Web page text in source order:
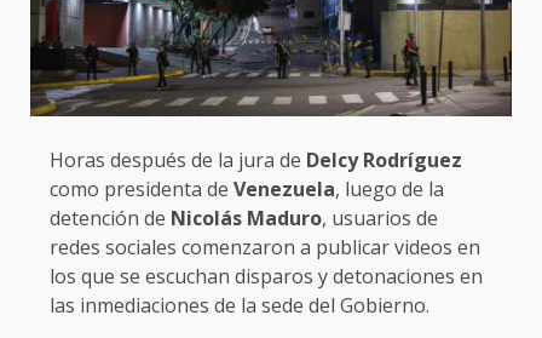
Horas después de la jura de Delcy Rodríguez
como presidenta de Venezuela, luego de la
detención de Nicolás Maduro, usuarios de
redes sociales comenzaron a publicar videos en
los que se escuchan disparos y detonaciones en
las inmediaciones de la sede del Gobierno.